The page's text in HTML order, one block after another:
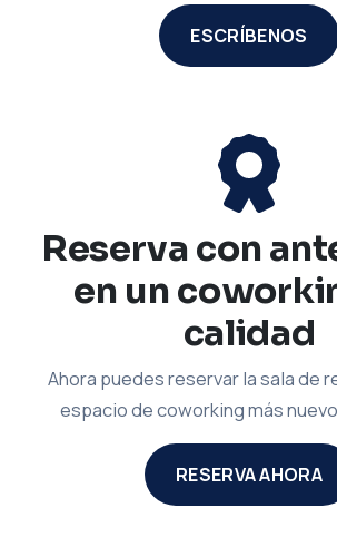
ESCRÍBENOS
Reserva con
en un
calidad
Ahora puedes reservar la sala de
espacio de coworking más
RESERVA AHORA